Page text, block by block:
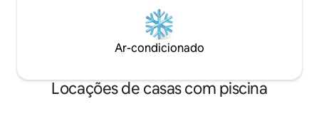
Ar-condicionado
Locações de casas com piscina